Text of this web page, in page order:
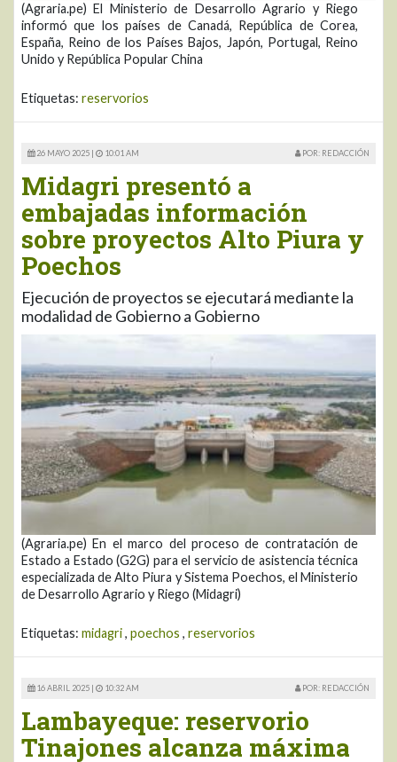
(Agraria.pe) El Ministerio de Desarrollo Agrario y Riego
informó que los países de Canadá, República de Corea,
España, Reino de los Países Bajos, Japón, Portugal, Reino
Unido y República Popular China
Etiquetas: reservorios
26 MAYO 2025 | 10:01 AM POR: REDACCIÓN
Midagri presentó a
embajadas información
sobre proyectos Alto Piura y
Poechos
Ejecución de proyectos se ejecutará mediante la
modalidad de Gobierno a Gobierno
(Agraria.pe) En el marco del proceso de contratación de
Estado a Estado (G2G) para el servicio de asistencia técnica
especializada de Alto Piura y Sistema Poechos, el Ministerio
de Desarrollo Agrario y Riego (Midagri)
Etiquetas: midagri, poechos , reservorios
16 ABRIL 2025 | 10:32 AM POR: REDACCIÓN
Lambayeque: reservorio
Tinajones alcanza máxima